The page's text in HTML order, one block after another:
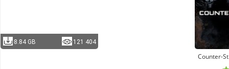
8.84 GB 121 404
Counter-